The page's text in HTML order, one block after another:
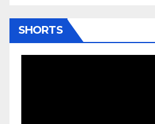
SHORTS